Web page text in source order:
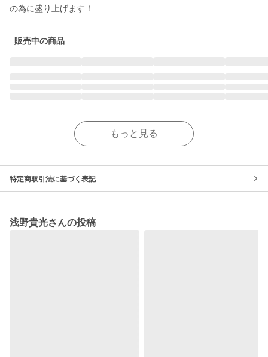
の為に盛り上げます！
販売中の商品
もっと見る
特定商取引法に基づく表記
浅野貴光さんの投稿